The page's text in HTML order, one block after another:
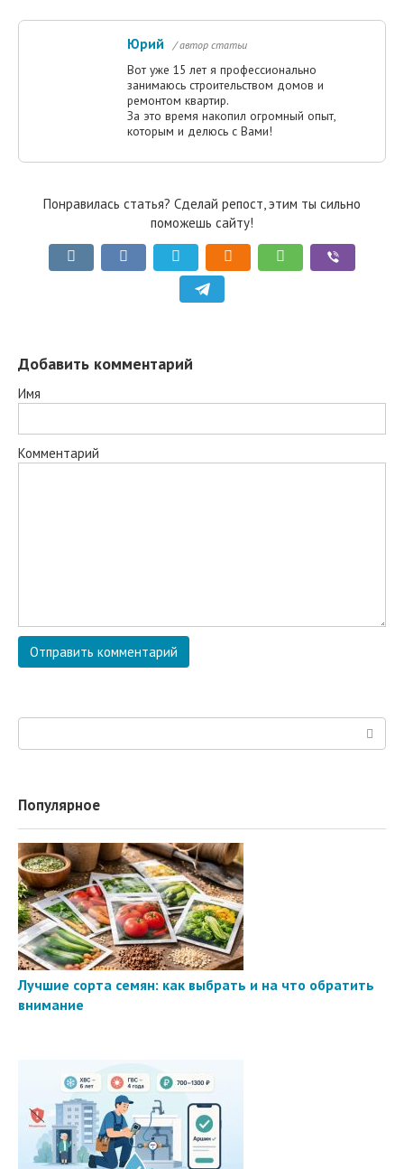
Юрий / автор статьи
Вот уже 15 лет я профессионально
занимаюсь строительством домов и
ремонтом квартир.
За это время накопил огромный опыт,
которым и делюсь с Вами!
Понравилась статья? Сделай репост, этим ты сильно
поможешь сайту!
Добавить комментарий
Имя
Комментарий
Поиск:
Популярное
Лучшие сорта семян: как выбрать и на что обратить
внимание